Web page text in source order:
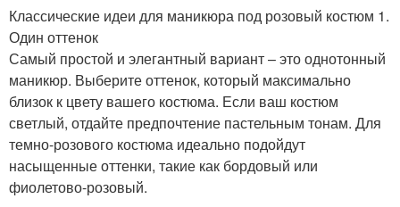
Классические идеи для маникюра под розовый костюм 1.
Один оттенок
Самый простой и элегантный вариант – это однотонный
маникюр. Выберите оттенок, который максимально
близок к цвету вашего костюма. Если ваш костюм
светлый, отдайте предпочтение пастельным тонам. Для
темно-розового костюма идеально подойдут
насыщенные оттенки, такие как бордовый или
фиолетово-розовый.